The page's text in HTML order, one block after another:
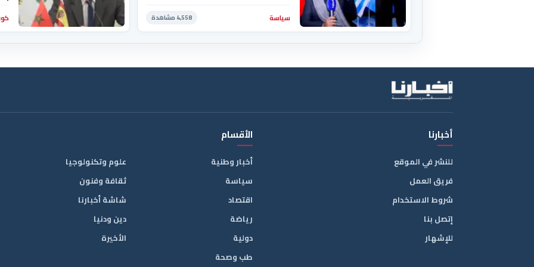
سياسة 4,558 مشاهدة
الأقسام
أخبار وطنية
سياسة
اقتصاد
رياضة
دولية
طب وصحة
علوم وتكنولوجيا
ثقافة وفنون
شاشة أخبارنا
دين ودنيا
الأخيرة
أخبارنا
للنشر في الموقع
فريق العمل
شروط الاستخدام
إتصل بنا
للإشهار